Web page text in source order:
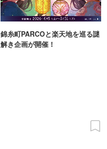
錦糸町PARCOと楽天地を巡る謎
解き企画が開催！